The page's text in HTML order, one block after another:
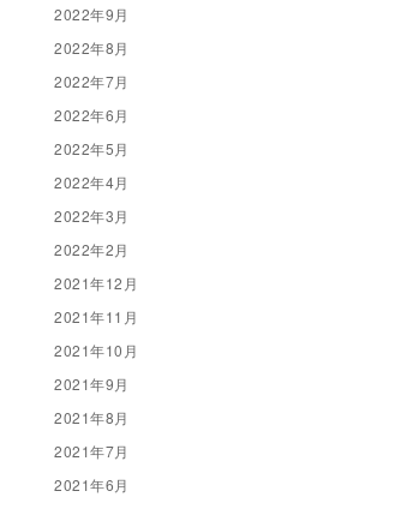
2022年9月
2022年8月
2022年7月
2022年6月
2022年5月
2022年4月
2022年3月
2022年2月
2021年12月
2021年11月
2021年10月
2021年9月
2021年8月
2021年7月
2021年6月